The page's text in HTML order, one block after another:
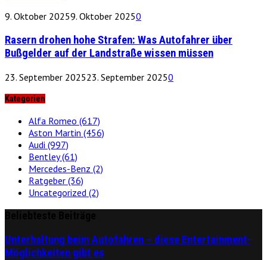
9. Oktober 20259. Oktober 20250
Rasern drohen hohe Strafen: Was Autofahrer über
Bußgelder auf der Landstraße wissen müssen
23. September 202523. September 20250
Kategorien
Alfa Romeo (617)
Aston Martin (456)
Audi (997)
Bentley(61)
Mercedes-Benz (2)
Ratgeber (36)
Uncategorized (2)
Unterhaltung beim Autofahren – diese Entertainment-
Möglichkeiten gibt es